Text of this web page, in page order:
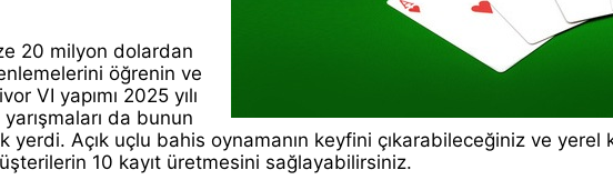
20 milyon dolardan
öğrenin ve
VI yapımı 2025 yılı
da bunun
yerdi. Açık uçlu bahis oynamanın keyfini çıkarabileceğiniz ve
10 kayıt üretmesini sağlayabilirsiniz.